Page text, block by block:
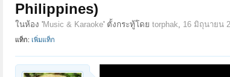
Philippines)
ในห้อง 'Music & Karaoke' ตั้งกระทู้โดย torphak, 16 มิถุนายน
แท็ก: เพิ่มแท็ก